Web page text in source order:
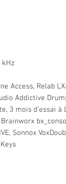
kHz
Access, Relab
Addictive
3 mois d'essai
Sonnox